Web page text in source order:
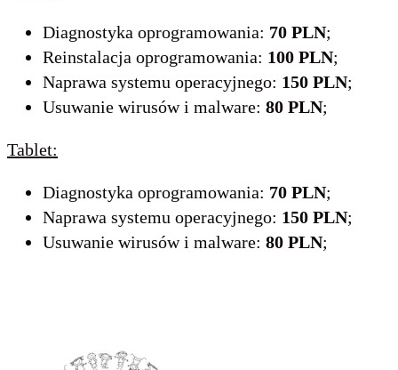
Diagnostyka oprogramowania: 70 PLN;
Reinstalacja oprogramowania: 100 PLN;
Naprawa systemu operacyjnego: 150 PLN;
Usuwanie wirusów i malware: 80 PLN;
Tablet:
Diagnostyka oprogramowania: 70 PLN;
Naprawa systemu operacyjnego: 150 PLN;
Usuwanie wirusów i malware: 80 PLN;